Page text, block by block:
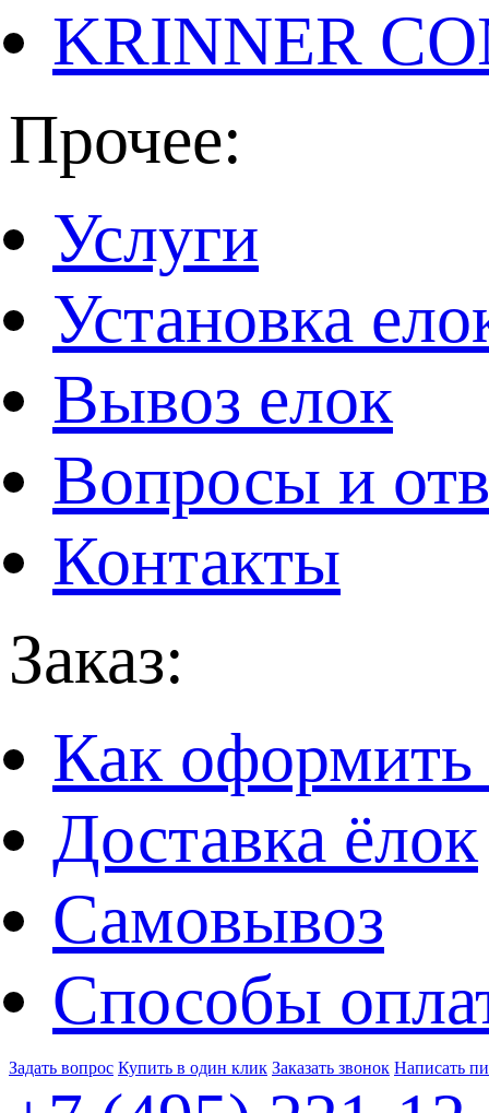
KRINNER
Прочее:
Услуги
Установка
Вывоз елок
Вопросы и
Контакты
Заказ:
Как оформить
Доставка ёлок
Самовывоз
Способы
Задать вопрос Купить в один клик Заказать звонок Написать